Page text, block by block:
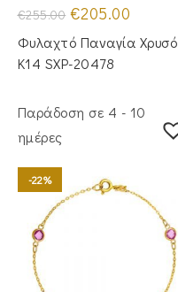
€255.00 Original
price
was:
€255.00.
€205.00
τιμή
είναι:
Φυλαχτό Παναγία Χρυσό
Κ14 SXP-20478
Παράδοση σε 4 - 10
ημέρες
-22%